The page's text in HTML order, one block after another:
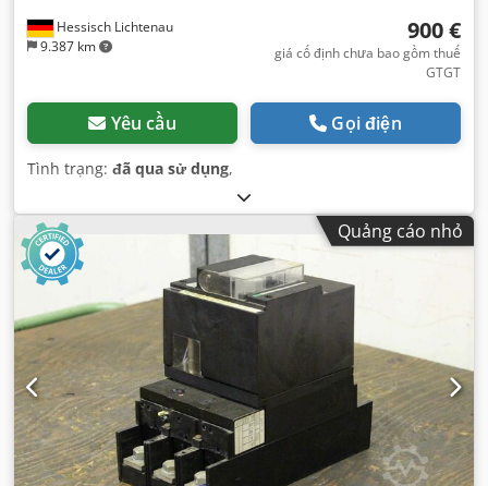
Hessisch Lichtenau
9.387 km
900 €
giá cố định chưa bao gồm thuế
GTGT
Yêu cầu Gọi điện
Tình trạng: đã qua sử dụng,
Quảng cáo nhỏ